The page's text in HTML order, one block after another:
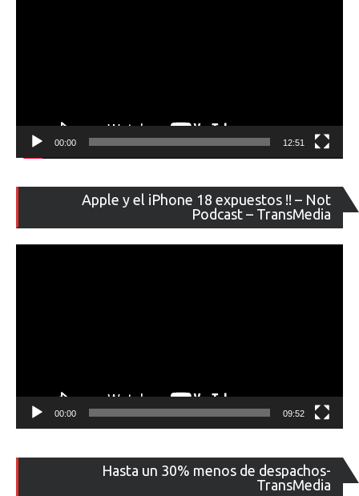
00:00 12:51
Apple y el iPhone 18 expuestos !! – Not
Podcast – TransMedia
de
00:00 09:52
Hasta un 30% menos de despachos-
TransMedia
de